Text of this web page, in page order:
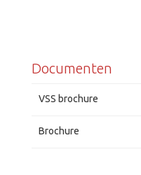
afmetingen (bxhxd)
Hitachi
Documenten
VSS brochure
Brochure